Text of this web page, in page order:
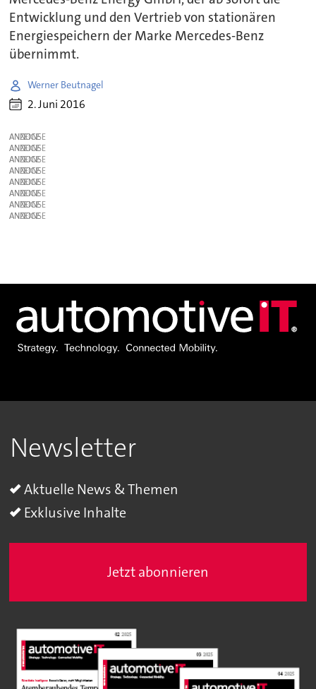
Entwicklung und den Vertrieb von stationären
Energiespeichern der Marke Mercedes-Benz
übernimmt.
Werner Beutnagel
2. Juni 2016
ANZEIGE
ANZEIGE
ANZEIGE
ANZEIGE
ANZEIGE
ANZEIGE
ANZEIGE
ANZEIGE
Newsletter
Aktuelle News & Themen
Exklusive Inhalte
Jetzt abonnieren